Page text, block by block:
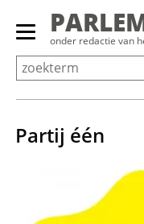
Overslaan
Primair
menu
tonen/verbergen
onder redactie van
Partij één